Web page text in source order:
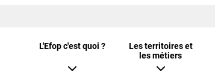
L'Efop c'est quoi ?
Les territoires et
les métiers